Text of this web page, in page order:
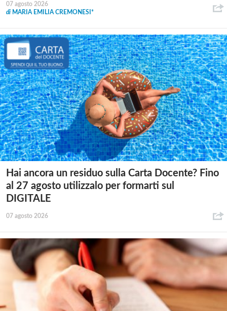
07 agosto 2026
di MARIA EMILIA CREMONESI*
Hai ancora un residuo sulla Carta Docente? Fino
al 27 agosto utilizzalo per formarti sul
DIGITALE
07 agosto 2026